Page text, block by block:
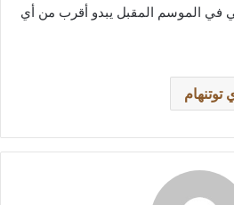
في الموسم المقبل يبدو أقرب من أي
توتنهام